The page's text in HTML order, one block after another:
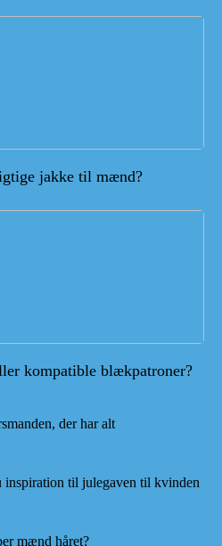
jakke til mænd?
kompatible blækpatroner?
der har alt
inspiration til julegaven til kvinden
mænd håret?